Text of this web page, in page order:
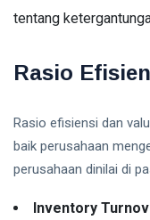
tentang
Rasio
Rasio efisiensi dan
baik perusahaan
perusahaan dinilai di
Inventory